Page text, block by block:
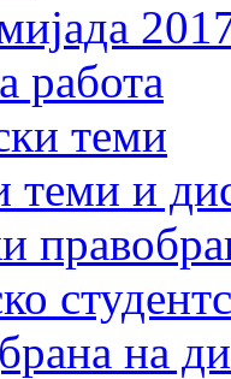
работа
теми
теми и
на